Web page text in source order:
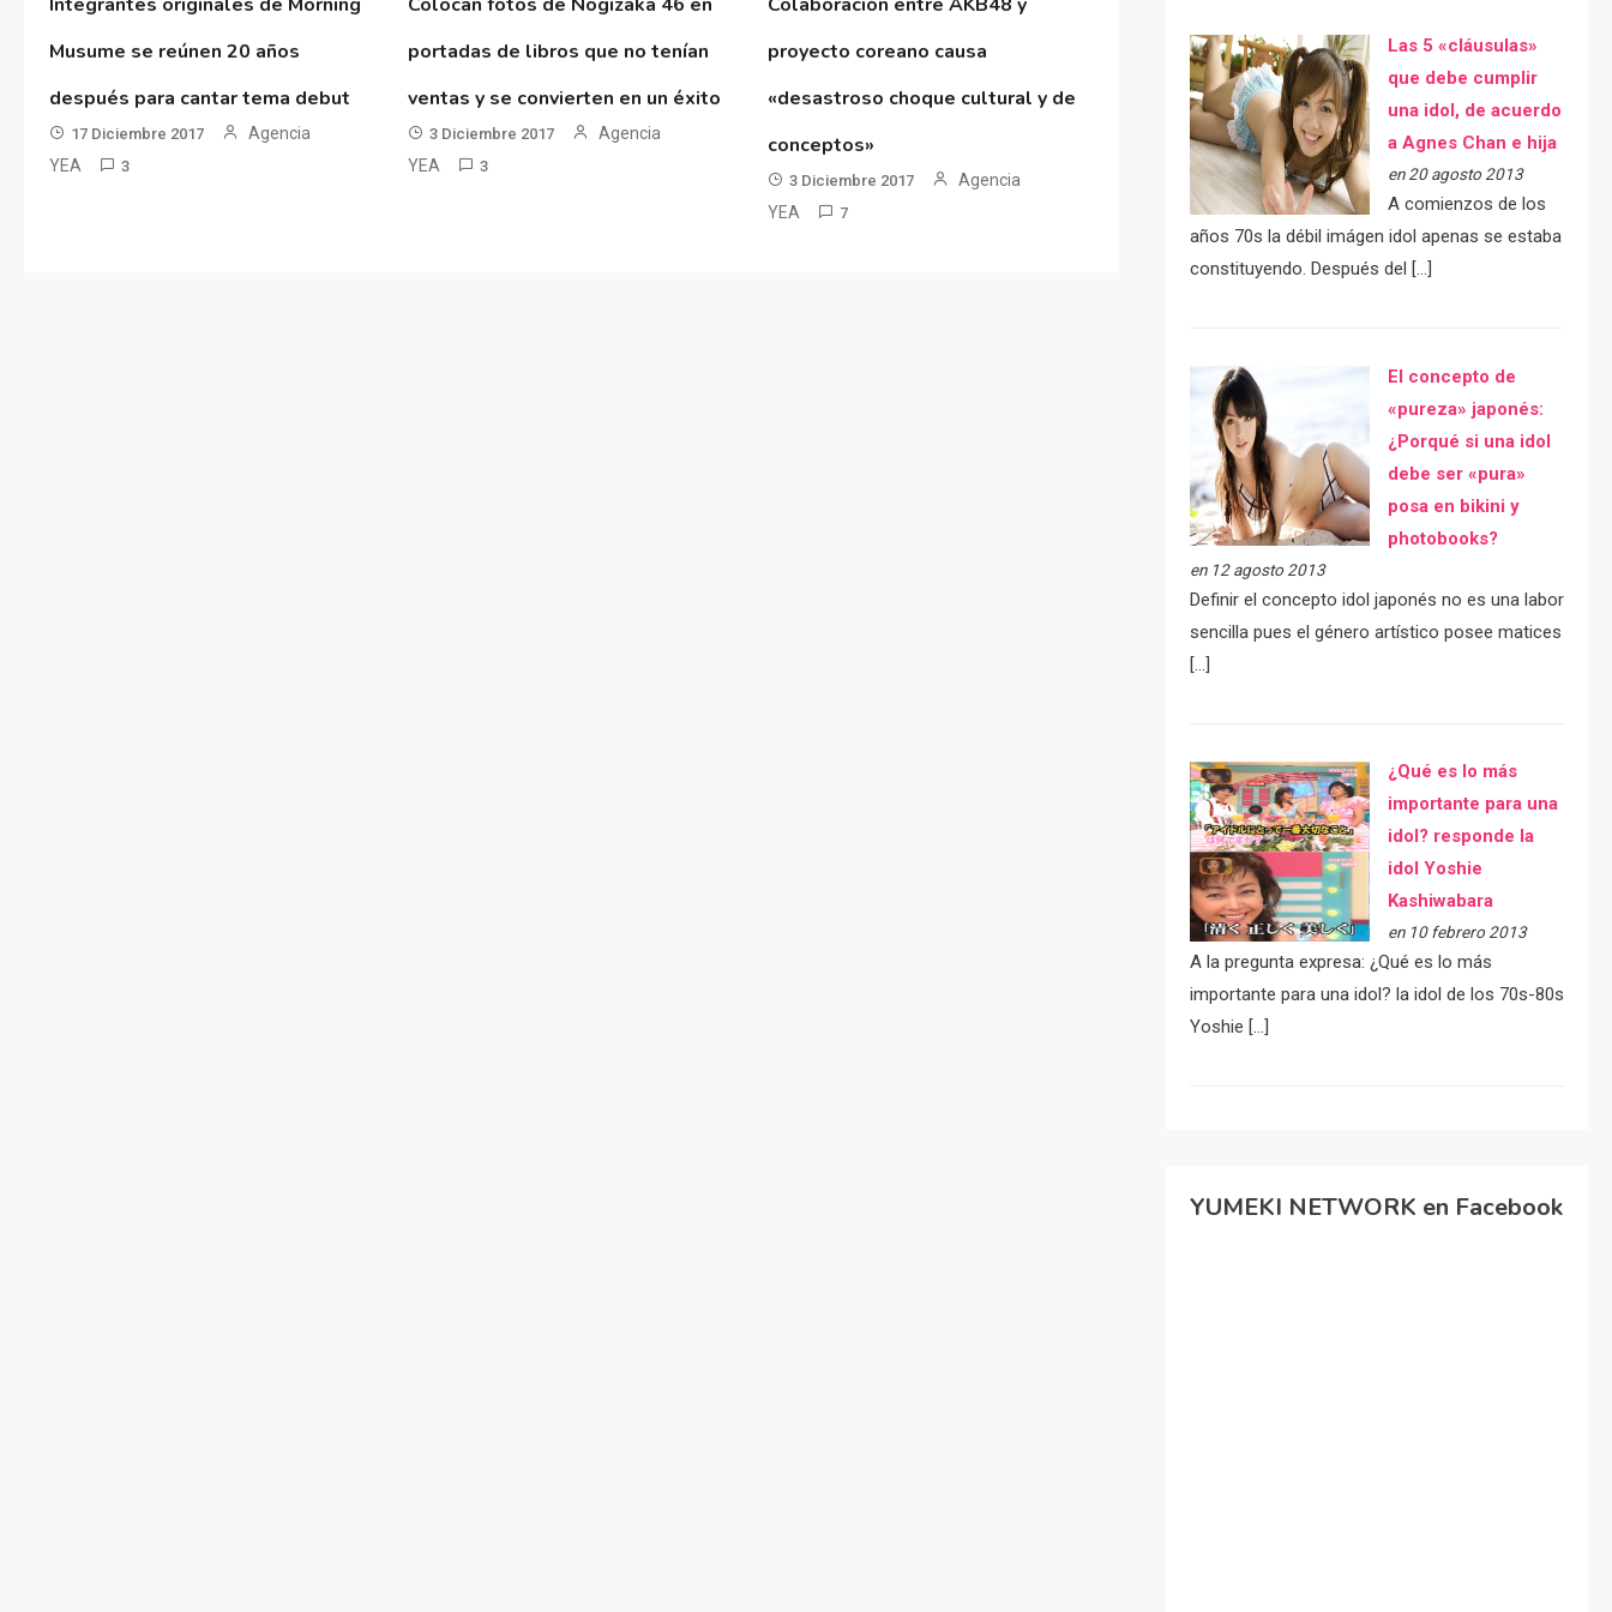
Musume se reúnen 20 años
después para cantar tema debut
17 Diciembre 2017
Agencia
YEA
3
portadas de libros que no tenían
ventas y se convierten en un éxito
3 Diciembre 2017
Agencia
YEA
3
proyecto coreano causa
«desastroso choque cultural y de
conceptos»
3 Diciembre 2017
Agencia
YEA
7
Las 5 «cláusulas»
que debe cumplir
una idol, de acuerdo
a Agnes Chan e hija
en 20 agosto 2013
A comienzos de los
años 70s la débil imágen idol apenas se estaba
constituyendo. Después del […]
El concepto de
«pureza» japonés:
¿Porqué si una idol
debe ser «pura»
posa en bikini y
photobooks?
en 12 agosto 2013
Definir el concepto idol japonés no es una labor
sencilla pues el género artístico posee matices
[…]
¿Qué es lo más
importante para una
idol? responde la
idol Yoshie
Kashiwabara
en 10 febrero 2013
A la pregunta expresa: ¿Qué es lo más
importante para una idol? la idol de los 70s-80s
Yoshie […]
YUMEKI NETWORK en Facebook